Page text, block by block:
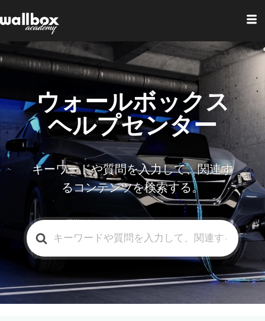
ウォールボックス
ヘルプセンター
キーワードや質問を入力して、関連す
るコンテンツを検索する。
検
索